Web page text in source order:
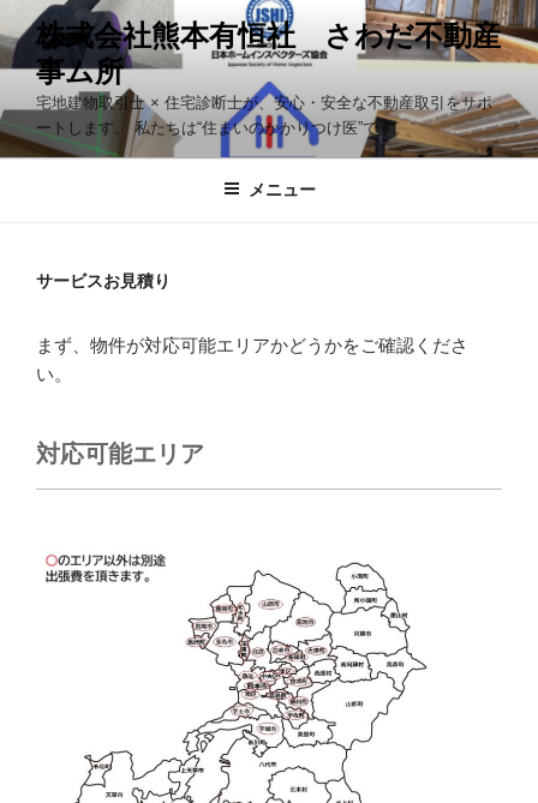
ン
テ
ツ
へ
株式会社熊本有恒社 さわだ不動産
事ム所
宅地建物取引士 × 住宅診断士が、安心・安全な不動産取引をサポ
ートします。 私たちは“住まいのかかりつけ医”です。
メニュー
サービスお見積り
まず、物件が対応可能エリアかどうかをご確認くださ
い。
対応可能エリア